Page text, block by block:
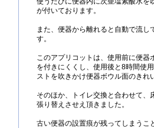
が付いております。
また、便器から離れると自動で流し
す。
このアプリコットは、使用前に便器
を付きにくくし、使用後と8時間使
ストを吹きかけ便器ボウル面のきれ
そのほか、トイレ交換と合わせて、
張り替えさせえ頂きました。
古い便器の設置痕が残ってしまうこ